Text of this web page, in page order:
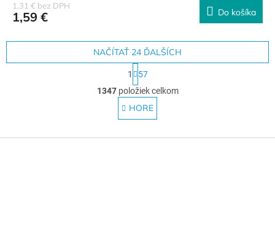
1,31 € bez DPH
1,59 € Do košíka
O
v
l
á
NAČÍTAŤ 24 ĎALŠÍCH
S
t
r
á
n
k
v
1
57
1347položiek celkom
HORE
Z